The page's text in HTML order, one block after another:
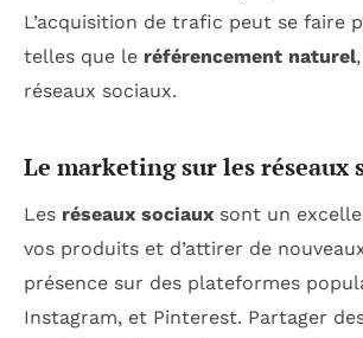
L’acquisition de trafic peut se faire
telles que le référencement naturel
réseaux sociaux.
Le marketing sur les réseaux
Les réseaux sociaux sont un
vos produits et d’attirer de
présence sur des plateformes
Instagram, et Pinterest. Partager